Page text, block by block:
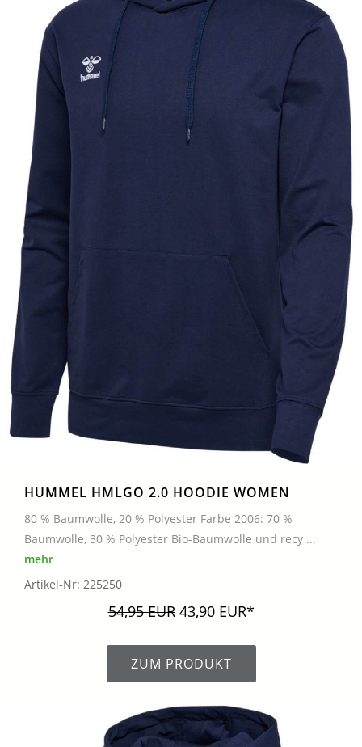
HUMMEL HMLGO 2.0 HOODIE WOMEN
80 % Baumwolle, 20 % Polyester Farbe 2006: 70 %
Baumwolle, 30 % Polyester Bio-Baumwolle und recy ...
mehr
Artikel-Nr: 225250
54,95 EUR43,90 EUR*
ZUM PRODUKT